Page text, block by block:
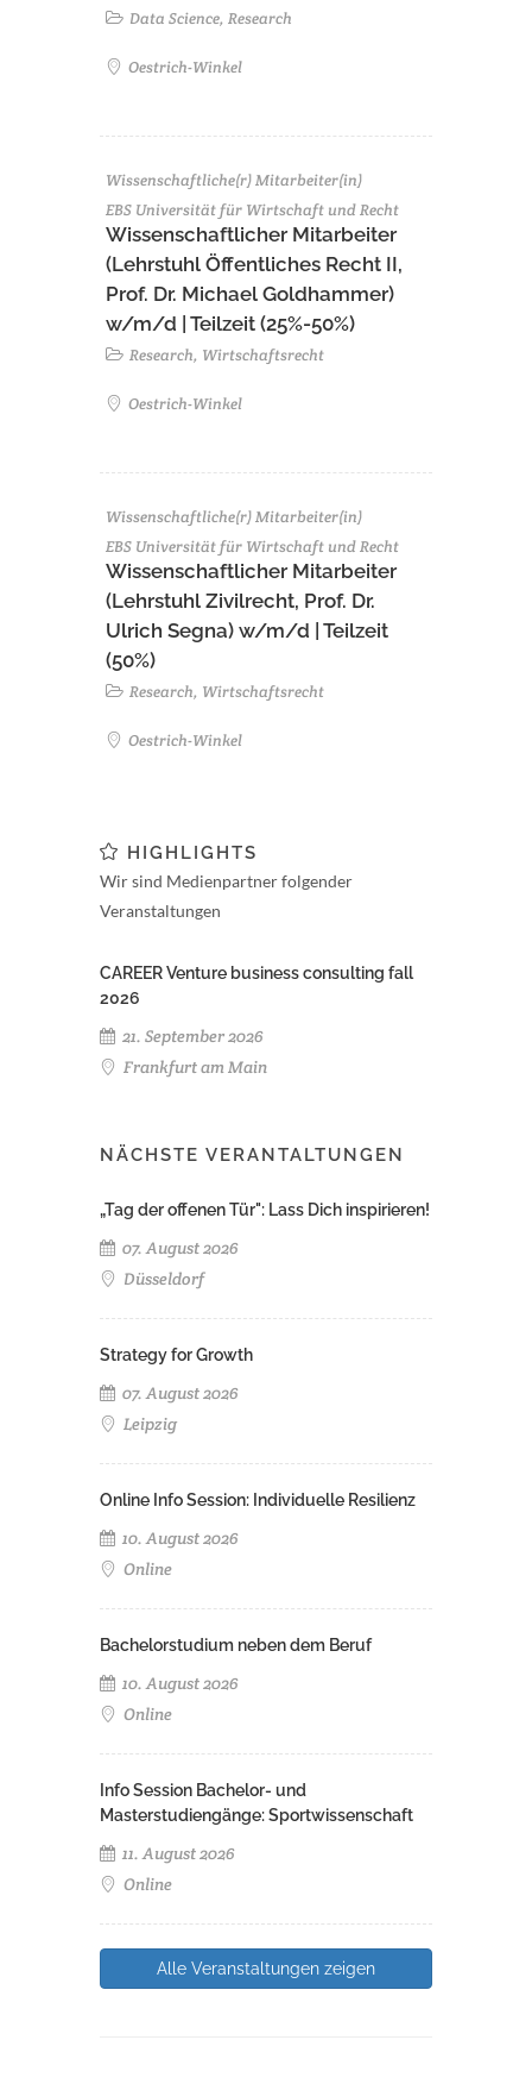
Data Science, Research
Oestrich-Winkel
Wissenschaftliche(r) Mitarbeiter(in)
EBS Universität für Wirtschaft und Recht
Wissenschaftlicher Mitarbeiter
(Lehrstuhl Öffentliches Recht II,
Prof. Dr. Michael Goldhammer)
w/m/d | Teilzeit (25%-50%)
Research, Wirtschaftsrecht
Oestrich-Winkel
Wissenschaftliche(r) Mitarbeiter(in)
EBS Universität für Wirtschaft und Recht
Wissenschaftlicher Mitarbeiter
(Lehrstuhl Zivilrecht, Prof. Dr.
Ulrich Segna) w/m/d | Teilzeit
(50%)
Research, Wirtschaftsrecht
Oestrich-Winkel
HIGHLIGHTS
Wir sind Medienpartner folgender
Veranstaltungen
CAREER Venture business consulting fall
2026
21. September 2026
Frankfurt am Main
NÄCHSTE VERANTALTUNGEN
„Tag der offenen Tür": Lass Dich inspirieren!
07. August 2026
Düsseldorf
Strategy for Growth
07. August 2026
Leipzig
Online Info Session: Individuelle Resilienz
10. August 2026
Online
Bachelorstudium neben dem Beruf
10. August 2026
Online
Info Session Bachelor- und
Masterstudiengänge: Sportwissenschaft
11. August 2026
Online
Alle Veranstaltungen zeigen